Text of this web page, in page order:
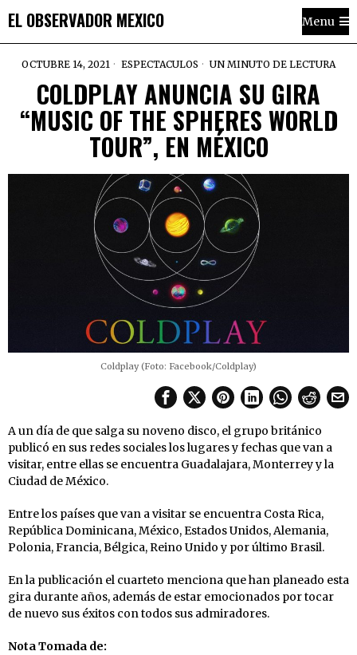
EL OBSERVADOR MEXICO Menu
OCTUBRE 14, 2021 ESPECTACULOS UN MINUTO DE LECTURA
COLDPLAY ANUNCIA SU GIRA
“MUSIC OF THE SPHERES WORLD
TOUR”, EN MÉXICO
Coldplay (Foto: Facebook/Coldplay)
A un día de que salga su noveno disco, el grupo británico
publicó en sus redes sociales los lugares y fechas que van a
visitar, entre ellas se encuentra Guadalajara, Monterrey y la
Ciudad de México.
Entre los países que van a visitar se encuentra Costa Rica,
República Dominicana, México, Estados Unidos, Alemania,
Polonia, Francia, Bélgica, Reino Unido y por último Brasil.
En la publicación el cuarteto menciona que han planeado esta
gira durante años, además de estar emocionados por tocar
de nuevo sus éxitos con todos sus admiradores.
Nota Tomada de: